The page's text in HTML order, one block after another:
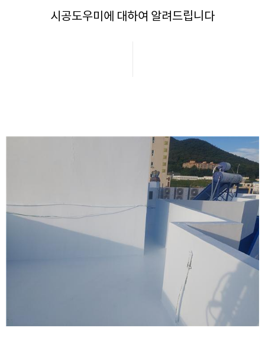
시공도우미에 대하여 알려드립니다